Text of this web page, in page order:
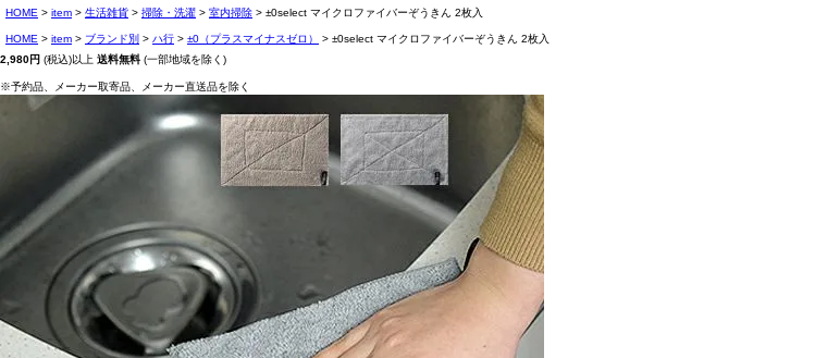
HOME item 生活雑貨 掃除・洗濯 室内掃除 ±0select マイクロファイバーぞうきん 2枚入
HOME item ブランド別 ハ行 ±0（プラスマイナスゼロ）
±0select マイクロファイバーぞうきん 2枚入
2,980円 (税込)以上 送料無料 (一部地域を除く)
※予約品、メーカー取寄品、メーカー直送品を除く